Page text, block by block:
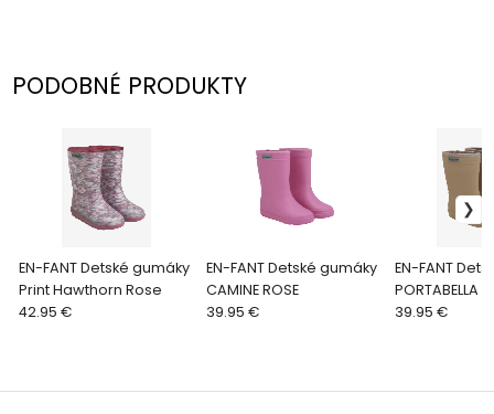
PODOBNÉ PRODUKTY
EN-FANT Detské gumáky
Print Hawthorn Rose
42.95 €
EN-FANT Detské gumáky
CAMINE ROSE
39.95 €
EN-FANT
PORTABELLA
39.95 €